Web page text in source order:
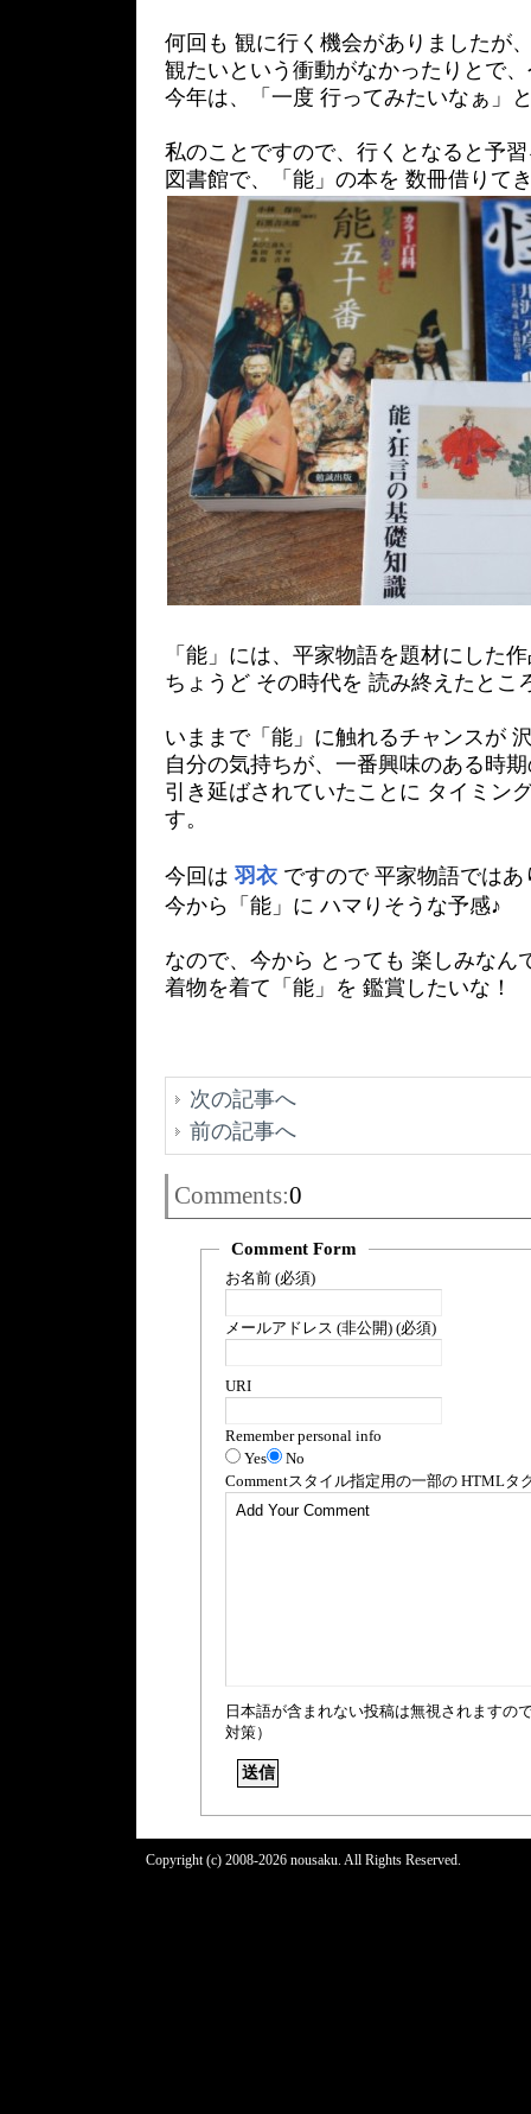
何回も 観に行く機会がありましたが
観たいという衝動がなかったりとで
今年は、「一度 行ってみたいなぁ」
私のことですので、行くとなると予
図書館で、「能」の本を 数冊借りて
「能」には、平家物語を題材にした
ちょうど その時代を 読み終えたとこ
いままで「能」に触れるチャンスが
自分の気持ちが、一番興味のある時
引き延ばされていたことに タイミン
す。
今回は 羽衣 ですので 平家物語ではあ
今から「能」に ハマりそうな予感♪
なので、今から とっても 楽しみなん
着物を着て「能」を 鑑賞したいな！
次の記事へ
前の記事へ
Comments:0
Comment Form
お名前 (必須)
メールアドレス (非公開) (必須)
URI
Remember personal info
Yes
No
Commentスタイル指定用の一部の HTMLタ
日本語が含まれない投稿は無視されますの
対策）
Copyright (c) 2008-2026 nousaku. All Rights Reserved.